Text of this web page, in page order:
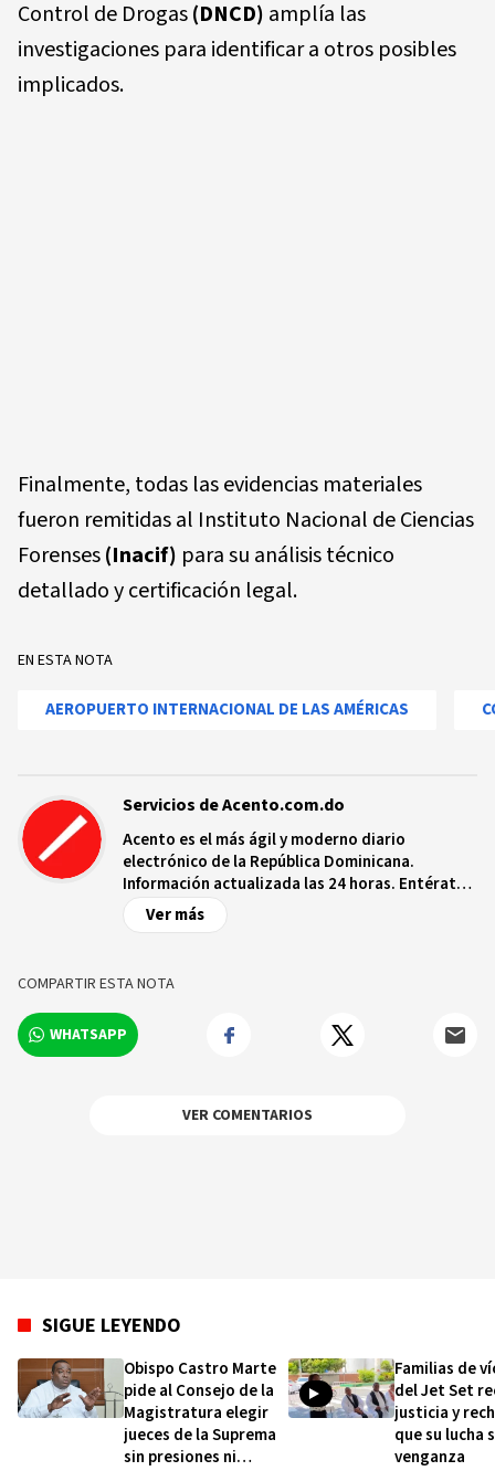
Control de Drogas(DNCD) amplía las
investigaciones para identificar a otros posibles
implicados.
Finalmente, todas las evidencias materiales
fueron remitidas al Instituto Nacional de Ciencias
Forenses(Inacif) para su análisis técnico
detallado y certificación legal.
EN ESTA NOTA
AEROPUERTO INTERNACIONAL DE LAS AMÉRICAS
Servicios de Acento.com.do
Acento es el más ágil y moderno diario
electrónico de la República Dominicana.
Información actualizada las 24 horas. Entérate
de las noticias y sucesos más importantes a
nivel nacional e internacional, videos y fotos
relevantes en tiempo real.
Ver más
COMPARTIR ESTA NOTA
WHATSAPP
VER COMENTARIOS
SIGUE LEYENDO
Obispo Castro Marte
pide al Consejo de la
Magistratura elegir
jueces de la Suprema
sin presiones ni
Familias de
del Jet Set
justicia y
que su lucha
venganza